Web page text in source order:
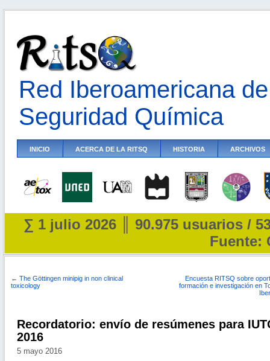
Red Iberoamericana
Seguridad Química
INICIO ACERCA DE LA RITSQ HISTORIA ARCHIVOS
∑ 1 julio 2026 ║ 90.975 usuarios /
Fuente:
← The Göttingen minipig in non clinical
toxicology
Encuesta RITSQ sobre
formación e investigación en
Recordatorio: envío de resúmenes para
2016
5 mayo 2016